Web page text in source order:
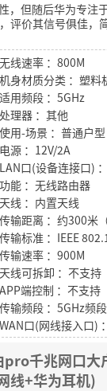
但随后华为专注
，评价其信号俱佳，
无线速率 ：800M
机身材质分类 ：塑料
适用频段 ：5GHz
处理器 ：其他
使用-场景 ：普通户型
电源 ：12V/2A
LAN口(设备连接口)
功能 ：无线路由器
天线 ：内置天线
传输距离 ：约300米
传输标准 ：IEEE
传输速率 ：900M
天线可拆卸 ：不支持
APP端控制 ：不支持
传输频段 ：5GHz频段
WAN口(网线接入口)
pro千兆网口
线+华为耳机)